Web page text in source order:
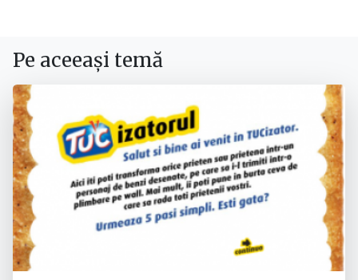
Pe aceeași temă